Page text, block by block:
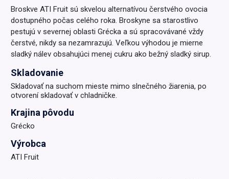
Broskve ATI Fruit sú skvelou alternatívou čerstvého ovocia
dostupného počas celého roka. Broskyne sa starostlivo
pestujú v severnej oblasti Grécka a sú spracovávané vždy
čerstvé, nikdy sa nezamrazujú. Veľkou výhodou je mierne
sladký nálev obsahujúci menej cukru ako bežný sladký sirup.
Skladovanie
Skladovať na suchom mieste mimo slnečného žiarenia, po
otvorení skladovať v chladničke.
Krajina pôvodu
Grécko
Výrobca
ATI Fruit